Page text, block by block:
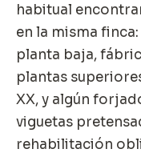
habitual
en la misma
planta baja,
plantas
XX, y algún
viguetas
rehabilitación